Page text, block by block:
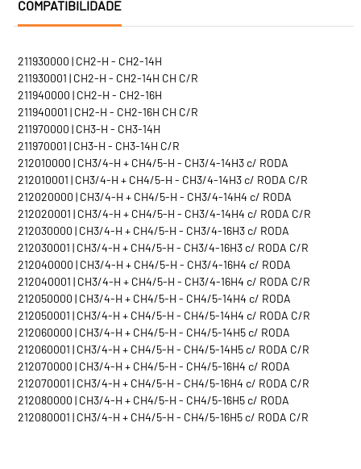
COMPATIBILIDADE
211930000 | CH2-H - CH2-14H
211930001 | CH2-H - CH2-14H CH C/R
211940000 | CH2-H - CH2-16H
211940001 | CH2-H - CH2-16H CH C/R
211970000 | CH3-H - CH3-14H
211970001 | CH3-H - CH3-14H C/R
212010000 | CH3/4-H + CH4/5-H - CH3/4-14H3 c/ RODA
212010001 | CH3/4-H + CH4/5-H - CH3/4-14H3 c/ RODA C/R
212020000 | CH3/4-H + CH4/5-H - CH3/4-14H4 c/ RODA
212020001 | CH3/4-H + CH4/5-H - CH3/4-14H4 c/ RODA C/R
212030000 | CH3/4-H + CH4/5-H - CH3/4-16H3 c/ RODA
212030001 | CH3/4-H + CH4/5-H - CH3/4-16H3 c/ RODA C/R
212040000 | CH3/4-H + CH4/5-H - CH3/4-16H4 c/ RODA
212040001 | CH3/4-H + CH4/5-H - CH3/4-16H4 c/ RODA C/R
212050000 | CH3/4-H + CH4/5-H - CH4/5-14H4 c/ RODA
212050001 | CH3/4-H + CH4/5-H - CH4/5-14H4 c/ RODA C/R
212060000 | CH3/4-H + CH4/5-H - CH4/5-14H5 c/ RODA
212060001 | CH3/4-H + CH4/5-H - CH4/5-14H5 c/ RODA C/R
212070000 | CH3/4-H + CH4/5-H - CH4/5-16H4 c/ RODA
212070001 | CH3/4-H + CH4/5-H - CH4/5-16H4 c/ RODA C/R
212080000 | CH3/4-H + CH4/5-H - CH4/5-16H5 c/ RODA
212080001 | CH3/4-H + CH4/5-H - CH4/5-16H5 c/ RODA C/R